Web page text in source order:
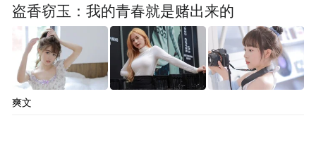
盗香窃玉：我的青春就是赌出来的
爽文